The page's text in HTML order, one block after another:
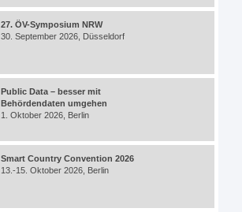
27. ÖV-Symposium NRW
30. September 2026, Düsseldorf
Public Data – besser mit
Behördendaten umgehen
1. Oktober 2026, Berlin
Smart Country Convention 2026
13.-15. Oktober 2026, Berlin